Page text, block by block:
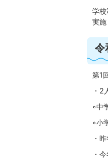
学
実施
令
第1
・2
◦中
◦小
・
・